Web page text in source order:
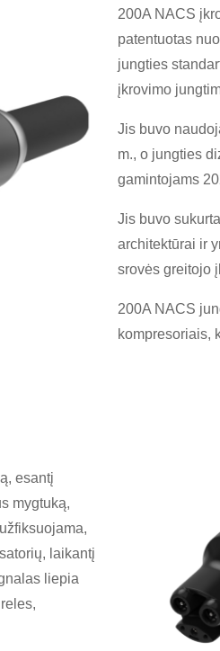
200A NACS
patentuotas
jungties
įkrovimo
Jis buvo
m., o jungties
gamintojams
Jis buvo
architektūrai ir
srovės greitojo
200A NACS
kompresoriais,
esantį
mygtuką,
laikantį
liepia